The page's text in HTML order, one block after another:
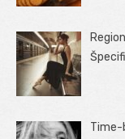
Time-